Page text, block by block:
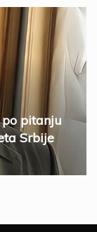
pitanju
Srbije